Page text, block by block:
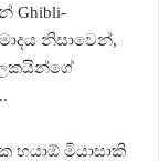
Ghibli-
නිසාවෙන්,
හයාඕ මියාසාකි